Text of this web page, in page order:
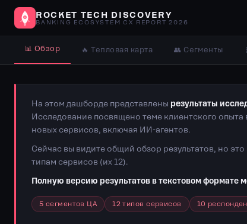
ROCKET TECH DISCOVERY
BANKING ECOSYSTEM CX REPORT 2026
📊 Обзор 🔥 Тепловая карта 👥 Сегменты
На этом дашборде представлены результаты
Исследование посвящено теме клиентского опыта
новых сервисов, включая ИИ-агентов.
Сейчас вы видите общий обзор результатов, но
типам сервисов (их 12).
Полную версию результатов в текстовом формате
5 сегментов ЦА 12 типов сервисов 10